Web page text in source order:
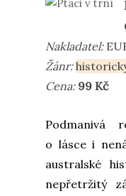
Nakladatel:
Žánr:
Cena: 99 Kč
Podmanivá
o lásce i
australské
nepřetržitý